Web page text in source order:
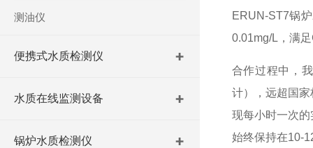
测油仪
便携式水质检测仪
水质在线监测设备
锅炉水质检测仪
ERUN-ST7锅
0.01mg/L，满
合作过程中，
计），远超国
现每小时一次
始终保持在10-